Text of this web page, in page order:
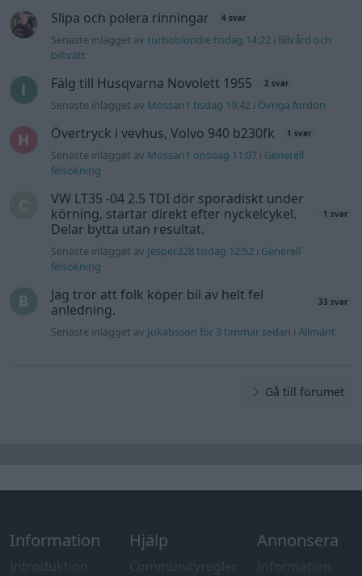
Slipa och polera rinningar 4 svar
Senaste inlägget avturboblondie tisdag 14:22 i Bilvård och
biltvätt
Fälg till Husqvarna Novolett 1955 2 svar
Senaste inlägget av Mossan1 tisdag 19:42 i Övriga fordon
Övertryck i vevhus, Volvo 940 b230fk 1 svar
Senaste inlägget av Mossan1 onsdag 11:07 i Generell
felsökning
VW LT35 -04 2.5 TDI dör sporadiskt under
körning, startar direkt efter nyckelcykel.
Delar bytta utan resultat.
1 svar
Senaste inlägget av Jesper328 tisdag 12:52 i Generell
felsökning
Jag tror att folk köper bil av helt fel
anledning.
33 svar
Senaste inlägget av Jokabsson för 3 timmar sedan i Allmänt
Gå till forumet
Information Hjälp Annonsera